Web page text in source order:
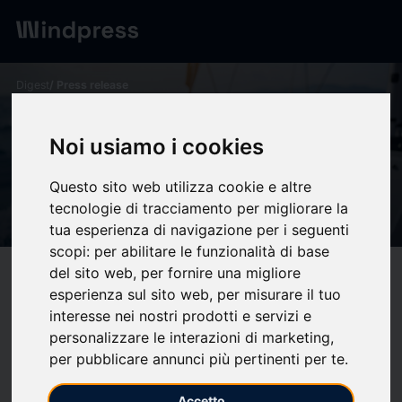
Noi usiamo i cookies
Questo sito web utilizza cookie e altre
tecnologie di tracciamento per migliorare la
tua esperienza di navigazione per i seguenti
scopi: per abilitare le funzionalità di base
del sito web, per fornire una migliore
esperienza sul sito web, per misurare il tuo
interesse nei nostri prodotti e servizi e
personalizzare le interazioni di marketing,
per pubblicare annunci più pertinenti per te.
Diálogo entre la industria y la
geopolítica - PROA
Comunicación
Compatibility help
(0)bookmark_borderupload Share
Vivimos un momento decisivo para la industria de la
defensa por parte de los países miembros de la OTAN no solo